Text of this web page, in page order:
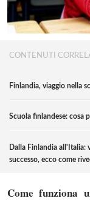
CONTENUTI
Finlandia, viaggio nella
Scuola finlandese: cosa
Dalla Finlandia all'Italia:
successo, ecco come
Come funziona